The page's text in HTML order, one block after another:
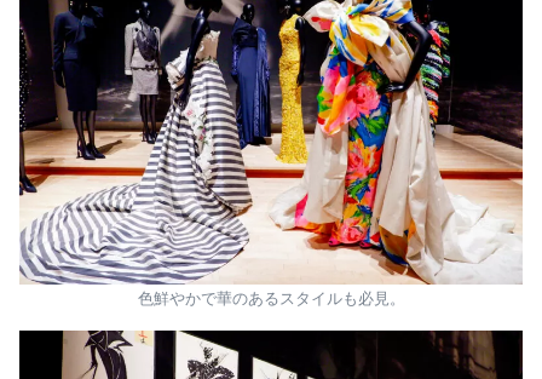
色鮮やかで華のあるスタイルも必見。